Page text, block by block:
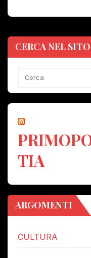
CERCA NEL SITO
TIA
ARGOMENTI
CULTURA